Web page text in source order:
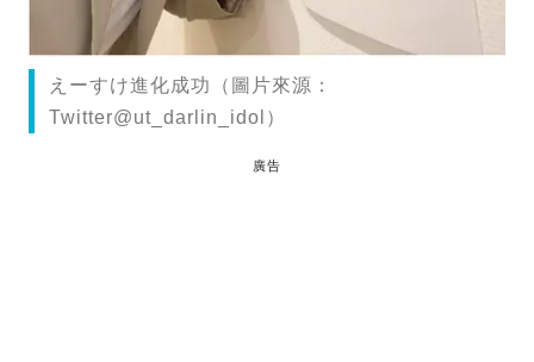
えーすけ進化成功（圖片來源：
Twitter@ut_darlin_idol）
廣告